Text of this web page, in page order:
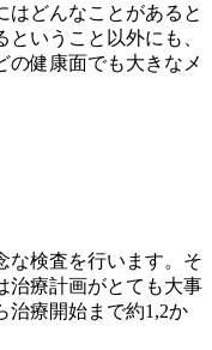
はどんなことがあると
いうこと以外にも、
の健康面でも大きなメ
な検査を行います。そ
治療計画がとても大事
治療開始まで約1,2か